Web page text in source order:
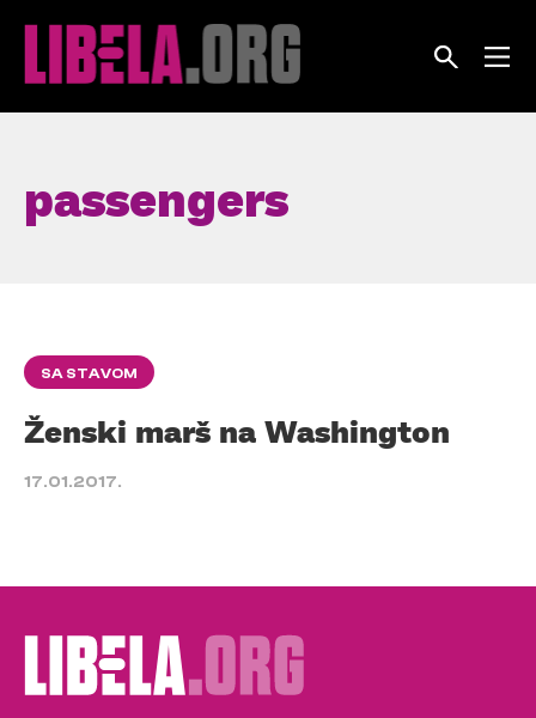
passengers
SA STAVOM
Ženski marš na Washington
17.01.2017.